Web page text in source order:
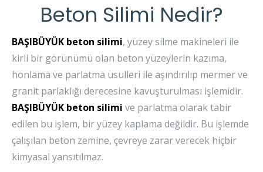
Beton Silimi Nedir?
BAŞIBÜYÜK beton silimi, yüzey silme makineleri ile
kirli bir görünümü olan beton yüzeylerin kazıma,
honlama ve parlatma usulleri ile aşındırılıp mermer ve
granit parlaklığı derecesine kavuşturulması işlemidir.
BAŞIBÜYÜK beton silimi ve parlatma olarak tabir
edilen bu işlem, bir yüzey kaplama değildir. Bu işlemde
çalışılan beton zemine, çevreye zarar verecek hiçbir
kimyasal yansıtılmaz.